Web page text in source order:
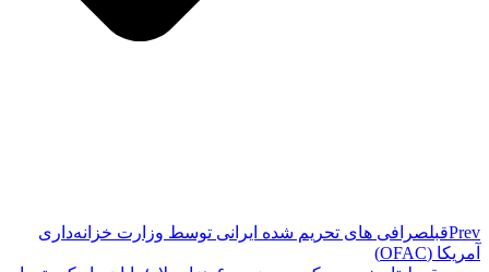
Prevقبلصرافی های تحریم شده ایرانی توسط وزارت خزانه‌داری
آمریکا (OFAC)